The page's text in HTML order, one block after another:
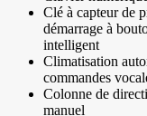
Clé à capteur de
démarrage à
intelligent
Climatisation
commandes
Colonne de
manuel